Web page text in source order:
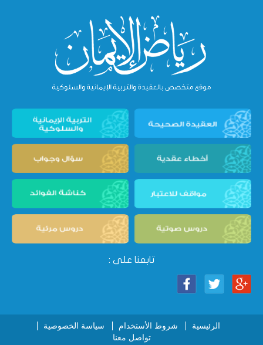
تابعنا على :
الرئيسية شروط الأستخدام
سياسة الخصوصية
تواصل معنا